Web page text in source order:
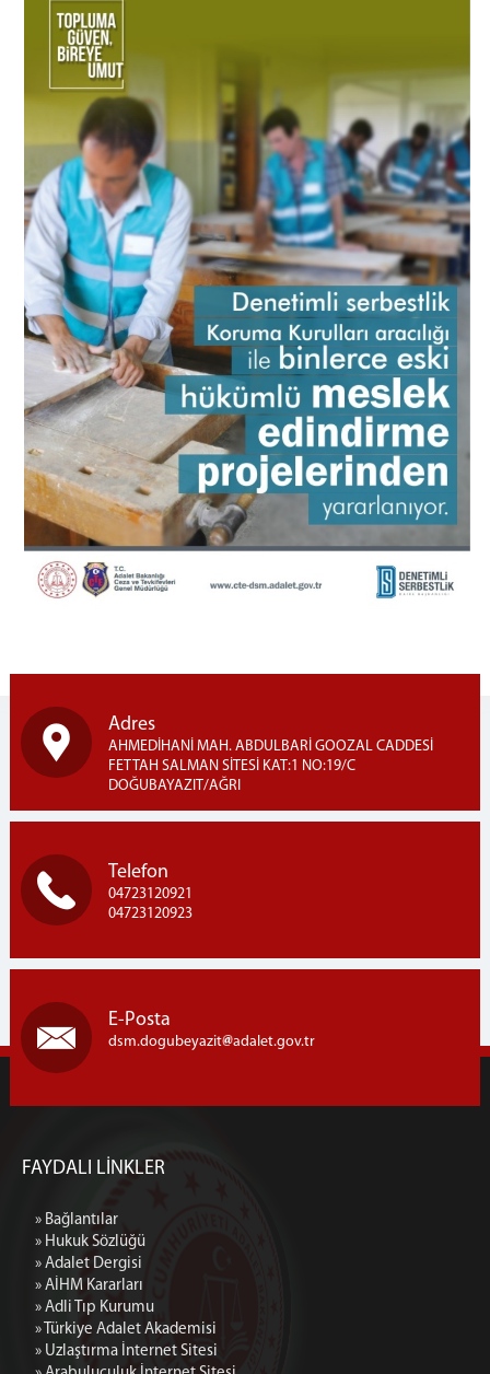
Adres
AHMEDİHANİ MAH. ABDULBARİ GOOZAL CADDESİ
FETTAH SALMAN SİTESİ KAT:1 NO:19/C
DOĞUBAYAZIT/AĞRI
Telefon
04723120921
04723120923
E-Posta
dsm.dogubeyazit adalet.gov.tr
FAYDALI LİNKLER
» Bağlantılar
» Hukuk Sözlüğü
» Adalet Dergisi
» AİHM Kararları
» Adli Tıp Kurumu
» Türkiye Adalet Akademisi
» Uzlaştırma İnternet Sitesi